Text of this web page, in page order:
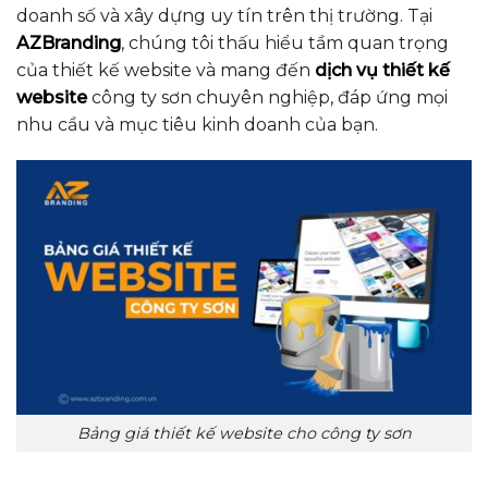
doanh số và xây dựng uy tín trên thị trường. Tại
AZBranding, chúng tôi thấu hiểu tầm quan trọng
của thiết kế website và mang đến dịch vụ thiết kế
websitecông ty sơn chuyên nghiệp, đáp ứng mọi
nhu cầu và mục tiêu kinh doanh của bạn.
Bảng giá thiết kế website cho công ty sơn